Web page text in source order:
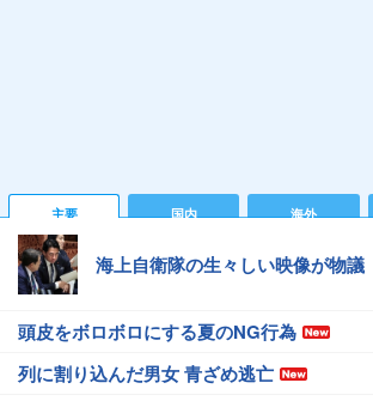
主要 国内 海外
海上自衛隊の生々しい映像が物議
頭皮をボロボロにする夏のNG行為
列に割り込んだ男女 青ざめ逃亡